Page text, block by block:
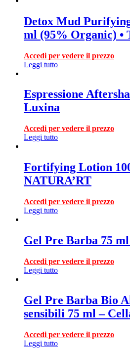
Detox Mud
ml (95% Organic) •
Accedi per vedere il prezzo
Leggi tutto
Espressione
Luxina
Accedi per vedere il prezzo
Leggi tutto
Fortifying Lotion
NATURA’RT
Accedi per vedere il prezzo
Leggi tutto
Gel Pre Barba 75
Accedi per vedere il prezzo
Leggi tutto
Gel Pre Barba Bio
sensibili 75 ml –
Accedi per vedere il prezzo
Leggi tutto